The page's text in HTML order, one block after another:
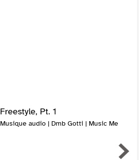
Freestyle, Pt. 1
Musique audio | Dmb Gotti | Music Me